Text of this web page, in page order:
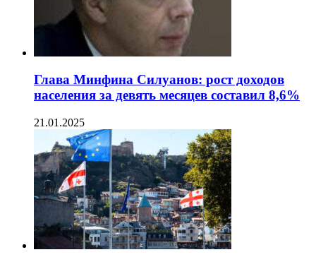
Глава Минфина Силуанов: рост доходов
населения за девять месяцев составил 8,6%
21.01.2025